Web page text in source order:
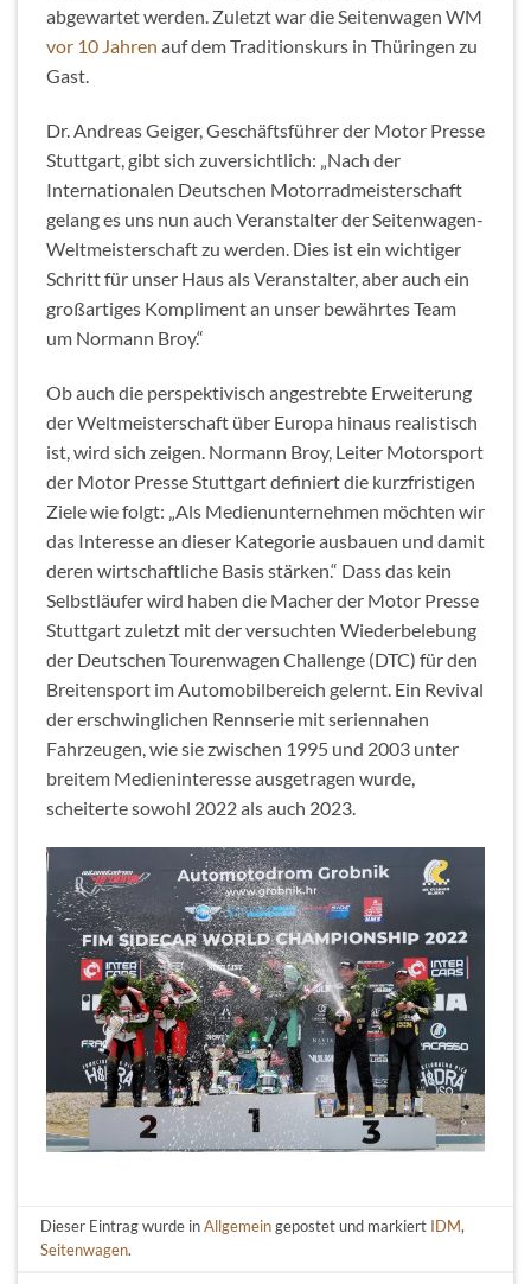
abgewartet werden. Zuletzt war die Seitenwagen WM
vor 10 Jahren auf dem Traditionskurs in Thüringen zu
Gast.
Dr. Andreas Geiger, Geschäftsführer der Motor Presse
Stuttgart, gibt sich zuversichtlich: „Nach der
Internationalen Deutschen Motorradmeisterschaft
gelang es uns nun auch Veranstalter der Seitenwagen-
Weltmeisterschaft zu werden. Dies ist ein wichtiger
Schritt für unser Haus als Veranstalter, aber auch ein
großartiges Kompliment an unser bewährtes Team
um Normann Broy.“
Ob auch die perspektivisch angestrebte Erweiterung
der Weltmeisterschaft über Europa hinaus realistisch
ist, wird sich zeigen. Normann Broy, Leiter Motorsport
der Motor Presse Stuttgart definiert die kurzfristigen
Ziele wie folgt: „Als Medienunternehmen möchten wir
das Interesse an dieser Kategorie ausbauen und damit
deren wirtschaftliche Basis stärken.“ Dass das kein
Selbstläufer wird haben die Macher der Motor Presse
Stuttgart zuletzt mit der versuchten Wiederbelebung
der Deutschen Tourenwagen Challenge (DTC) für den
Breitensport im Automobilbereich gelernt. Ein Revival
der erschwinglichen Rennserie mit seriennahen
Fahrzeugen, wie sie zwischen 1995 und 2003 unter
breitem Medieninteresse ausgetragen wurde,
scheiterte sowohl 2022 als auch 2023.
Dieser Eintrag wurde inAllgemeingepostet und markiert IDM,
Seitenwagen.